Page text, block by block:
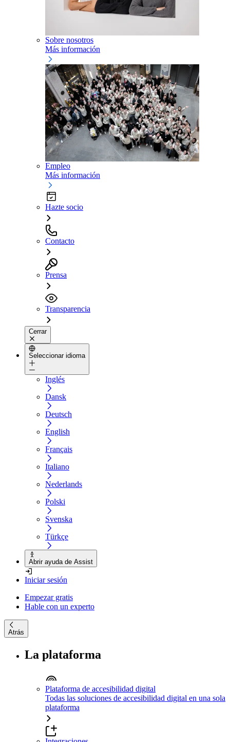
Sobre nosotros
Más información
Empleo
Más información
Hazte socio
Contacto
Prensa
Transparencia
Cerrar
Seleccionar idioma
Inglés
Dansk
Deutsch
English
Français
Italiano
Nederlands
Polski
Svenska
Türkçe
Abrir ayuda de Assist
Iniciar sesión
Empezar gratis
Hable con un experto
Atrás
La plataforma
Plataforma de accesibilidad digital
Todas las soluciones de accesibilidad digital en una sola
plataforma